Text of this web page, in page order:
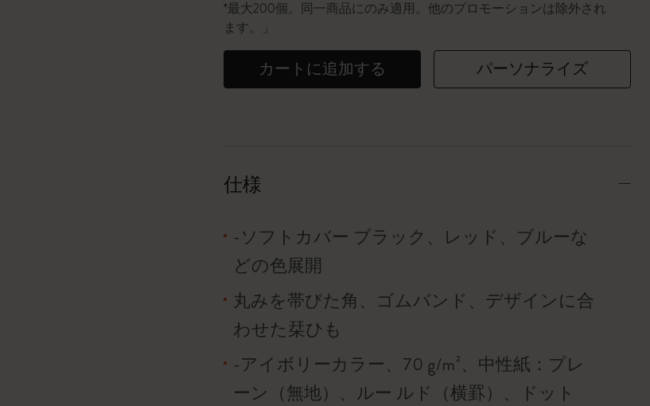
*最大200個。同一商品にのみ適用。他のプロモーションは除外され
ます。」
カートに追加する パーソナライズ
仕様
-ソフトカバー ブラック、レッド、ブルーな
どの色展開
丸みを帯びた角、ゴムバンド、デザインに合
わせた栞ひも
-アイボリーカラー、70 g/m²、中性紙：プレ
ーン（無地）、ルー ルド（横罫）、ドット